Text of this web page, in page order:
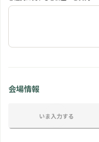
会場情報
いま入力する